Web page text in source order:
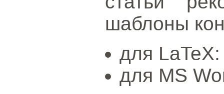
шаблоны
для
для MS